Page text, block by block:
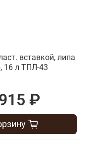
вставкой, липа
16 л ТПЛ-43
₽